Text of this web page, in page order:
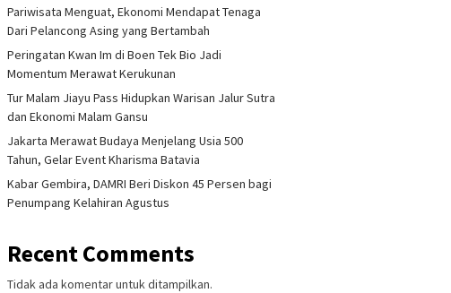
Pariwisata Menguat, Ekonomi Mendapat Tenaga
Dari Pelancong Asing yang Bertambah
Peringatan Kwan Im di Boen Tek Bio Jadi
Momentum Merawat Kerukunan
Tur Malam Jiayu Pass Hidupkan Warisan Jalur Sutra
dan Ekonomi Malam Gansu
Jakarta Merawat Budaya Menjelang Usia 500
Tahun, Gelar Event Kharisma Batavia
Kabar Gembira, DAMRI Beri Diskon 45 Persen bagi
Penumpang Kelahiran Agustus
Recent Comments
Tidak ada komentar untuk ditampilkan.